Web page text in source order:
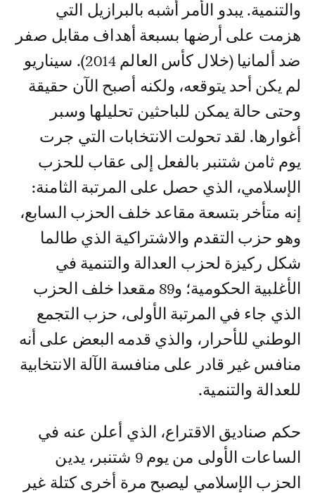
والتنمية. يبدو الأمر أشبه بالبرازيل التي
هزمت على أرضها بسبعة أهداف مقابل صفر
ضد ألمانيا (خلال كأس العالم 2014). سيناريو
لم يكن أحد يتوقعه، ولكنه أصبح الآن حقيقة
وحتى حالة يمكن للباحثين تحليلها وسبر
أغوارها. لقد تحولت الانتخابات التي جرت
يوم ثامن شتنبر بالفعل إلى عقاب للحزب
الإسلامي، الذي حصل على المرتبة الثامنة:
إنه متأخر بتسعة مقاعد خلف الحزب السابع،
وهو حزب التقدم والاشتراكية الذي طالما
شكل ركيزة لحزب العدالة والتنمية في
الأغلبية الحكومية؛ و89 مقعدا خلف الحزب
الذي جاء في المرتبة الأولى، حزب التجمع
الوطني للأحرار، والذي قدمه البعض على أنه
منافس غير قادر على منافسة الآلة الانتخابية
للعدالة والتنمية.
حكم صناديق الاقتراع، الذي أعلن عنه في
الساعات الأولى من يوم 9 شتنبر، يدين
الحزب الإسلامي ليصبح مرة أخرى كتلة غير